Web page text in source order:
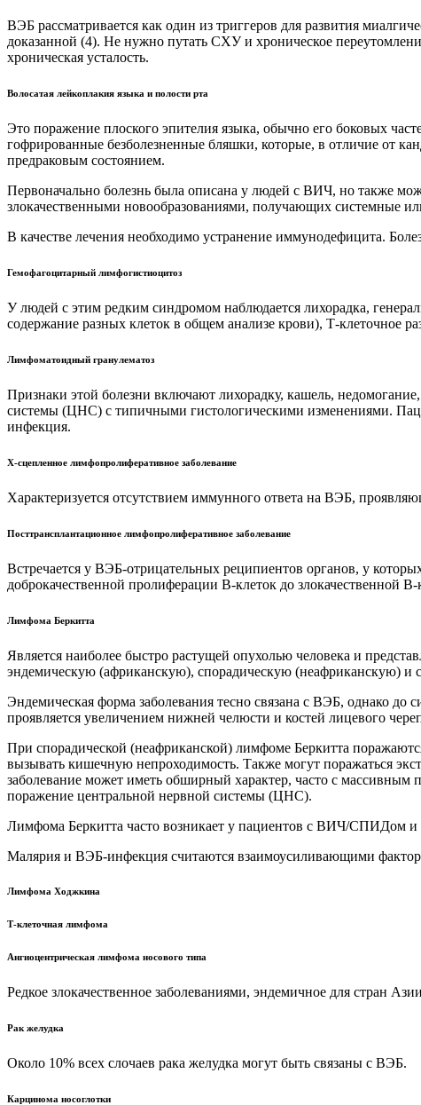
ВЭБ рассматривается как один из триггеров для развития
доказанной (4). Не нужно путать СХУ и хроническое
хроническая усталость.
Волосатая лейкоплакия языка и полости рта
Это поражение плоского эпителия языка, обычно его боковых
гофрированные безболезненные бляшки, которые, в отличие от
предраковым состоянием.
Первоначально болезнь была описана у людей с ВИЧ, но также
злокачественными новообразованиями, получающих системные
В качестве лечения необходимо устранение иммунодефицита.
Гемофагоцитарный лимфогистиоцитоз
У людей с этим редким синдромом наблюдается лихорадка,
содержание разных клеток в общем анализе крови), Т-клеточное
Лимфоматоидный гранулематоз
Признаки этой болезни включают лихорадку, кашель,
системы (ЦНС) с типичными гистологическими изменениями.
инфекция.
Х-сцепленное лимфопролиферативное заболевание
Характеризуется отсутствием иммунного ответа на ВЭБ,
Посттрансплантационное лимфопролиферативное заболевание
Встречается у ВЭБ-отрицательных реципиентов органов, у
доброкачественной пролиферации В-клеток до злокачественной
Лимфома Беркитта
Является наиболее быстро растущей опухолью человека и
эндемическую (африканскую), спорадическую (неафриканскую)
Эндемическая форма заболевания тесно связана с ВЭБ, однако
проявляется увеличением нижней челюсти и костей лицевого
При спорадической (неафриканской) лимфоме Беркитта
вызывать кишечную непроходимость. Также могут поражаться
заболевание может иметь обширный характер, часто с
поражение центральной нервной системы (ЦНС).
Лимфома Беркитта часто возникает у пациентов с ВИЧ/СПИДом
Малярия и ВЭБ-инфекция считаются взаимоусиливающими
Лимфома Ходжкина
Т-клеточная лимфома
Ангиоцентрическая лимфома носового типа
Редкое злокачественное заболеваниями, эндемичное для стран
Рак желудка
Около 10% всех слочаев рака желудка могут быть связаны с ВЭБ.
Карцинома носоглотки